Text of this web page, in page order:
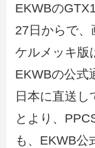
EKWBの
27日からで、
ケルメッキ版
EKWBの公式
日本に直送し
とより、
も、EKWB公